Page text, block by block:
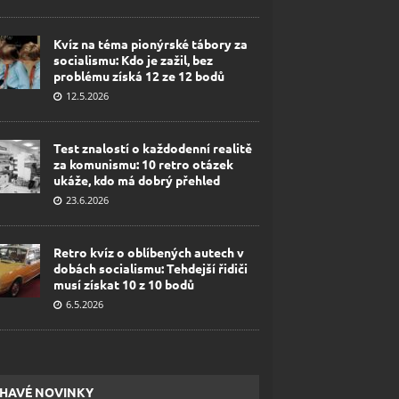
Kvíz na téma pionýrské tábory za
socialismu: Kdo je zažil, bez
problému získá 12 ze 12 bodů
12.5.2026
Test znalostí o každodenní realitě
za komunismu: 10 retro otázek
ukáže, kdo má dobrý přehled
23.6.2026
Retro kvíz o oblíbených autech v
dobách socialismu: Tehdejší řidiči
musí získat 10 z 10 bodů
6.5.2026
NOVINKY